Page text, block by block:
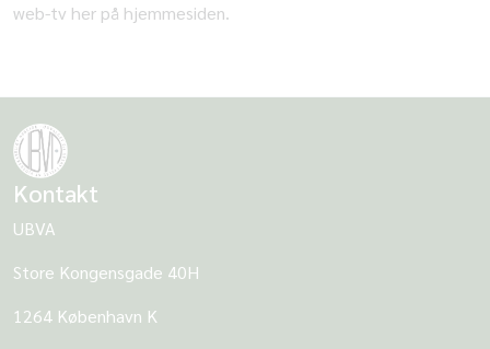
web-tv her på hjemmesiden.
Kontakt
UBVA
Store Kongensgade 40H
1264 København K